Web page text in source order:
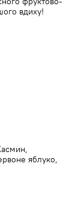
вдиху!
яблуко